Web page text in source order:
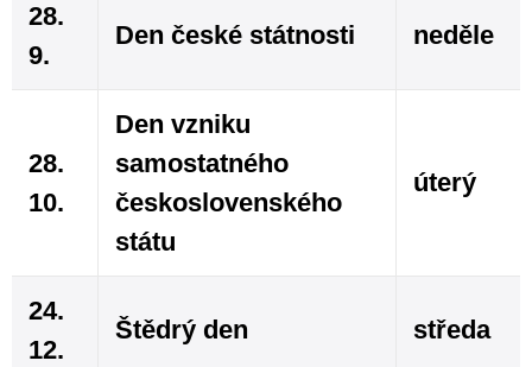
28.
9.
Den české státnosti neděle
28.
10.
Den vzniku
samostatného
československého
státu
úterý
24.
12.
Štědrý den středa